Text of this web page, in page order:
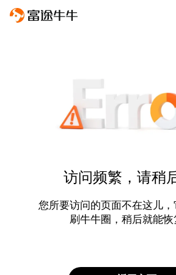
访问频繁，请稍
您所要访问的页面不在这儿
刷牛牛圈，稍后就能恢